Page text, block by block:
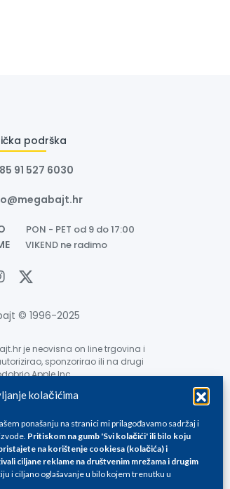
kolačićima
ponašanju na stranici mi prilagođavamo sadržaj i
Pritiskom na gumb 'Svi kolačići' ili bilo koju
na korištenje cookiesa (kolačića) i
ciljane reklame na društvenim mrežama i drugim
i ciljano oglašavanje u bilo kojem trenutku u
podrška
91 527 6030
PON - PET od 9 do 17:00
VIKEND ne radimo
© 1996-2025
je neovisna on line trgovina i
sponzorirao ili na drugi
Apple Inc.
i podložne su promjenama, a
putem webshop-a i mogu